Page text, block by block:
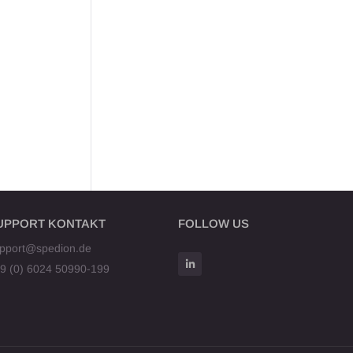
KONTAKT
(0) 6024 50990-199
FOLLOW US